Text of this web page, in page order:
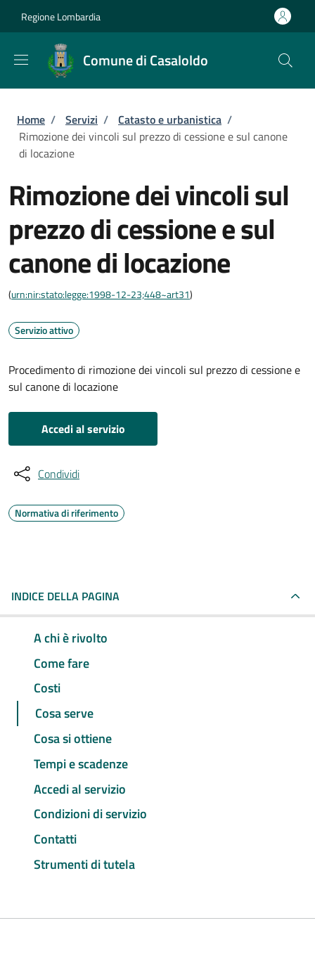
Regione Lombardia
Comune di Casaloldo
Briciole di pane
Home / Servizi / Catasto e urbanistica /
Rimozione dei vincoli sul prezzo di cessione e sul canone
di locazione
Rimozione dei vincoli sul
prezzo di cessione e sul
canone di locazione
(urn:nir:stato:legge:1998-12-23;448~art31)
Servizio attivo
Procedimento di rimozione dei vincoli sul prezzo di cessione e
sul canone di locazione
Accedi al servizio
Condividi
Normativa di riferimento
INDICE DELLA PAGINA
A chi è rivolto
Come fare
Costi
Cosa serve
Cosa si ottiene
Tempi e scadenze
Accedi al servizio
Condizioni di servizio
Contatti
Strumenti di tutela